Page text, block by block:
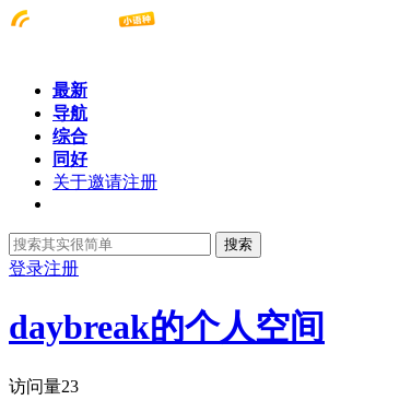
最新
导航
综合
同好
关于邀请注册
搜索
登录注册
daybreak的个人空间
访问量23